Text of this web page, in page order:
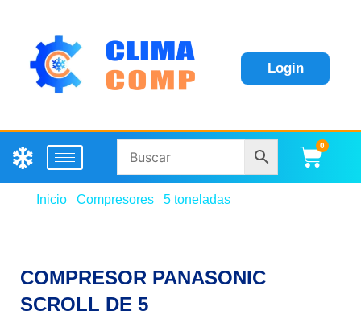
Login
0
Inicio Compresores 5 toneladas
COMPRESOR PANASONIC
SCROLL DE 5